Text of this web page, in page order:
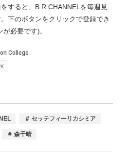
すると、B.R.CHANNELを毎週見
下のボタンをクリックで登録でき
必要です)。
＃ セッテフィーリカシミア
＃ 森千晴